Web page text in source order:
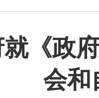
《政
会和